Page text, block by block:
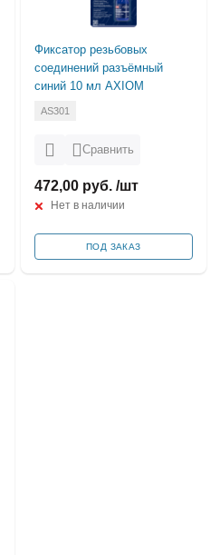
Фиксатор резьбовых
соединений разъёмный
синий 10 мл AXIOM
AS301
Сравнить
472,00 руб. /шт
Нет в наличии
ПОД ЗАКАЗ